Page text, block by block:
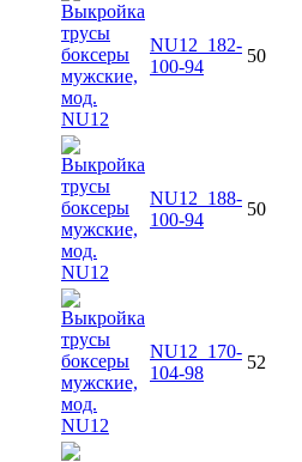
NU12_182-
100-94
50
NU12_188-
100-94
50
NU12_170-
104-98
52